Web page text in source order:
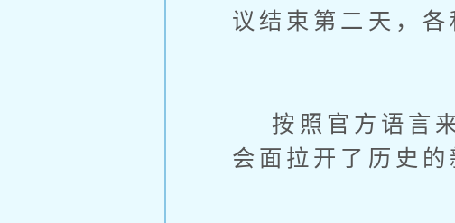
议结束第二天，
按照官方语言来
会面拉开了历史的